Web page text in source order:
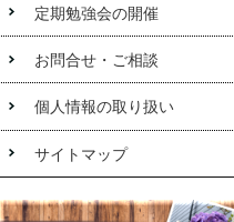
定期勉強会の開催
お問合せ・ご相談
個人情報の取り扱い
サイトマップ